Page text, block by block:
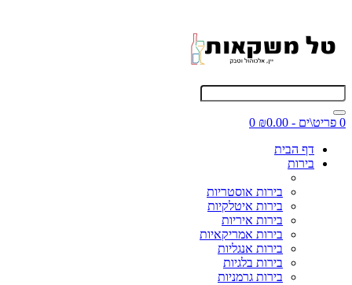
0 פריט\ים - ₪0.00
0
דף הבית
בירות
בירות אוסטריות
בירות איטלקיות
בירות איריות
בירות אמריקאיות
בירות אנגליות
בירות בלגיות
בירות גרמניות